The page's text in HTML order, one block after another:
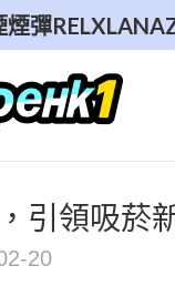
煙彈RELXLANA
引領吸菸
20